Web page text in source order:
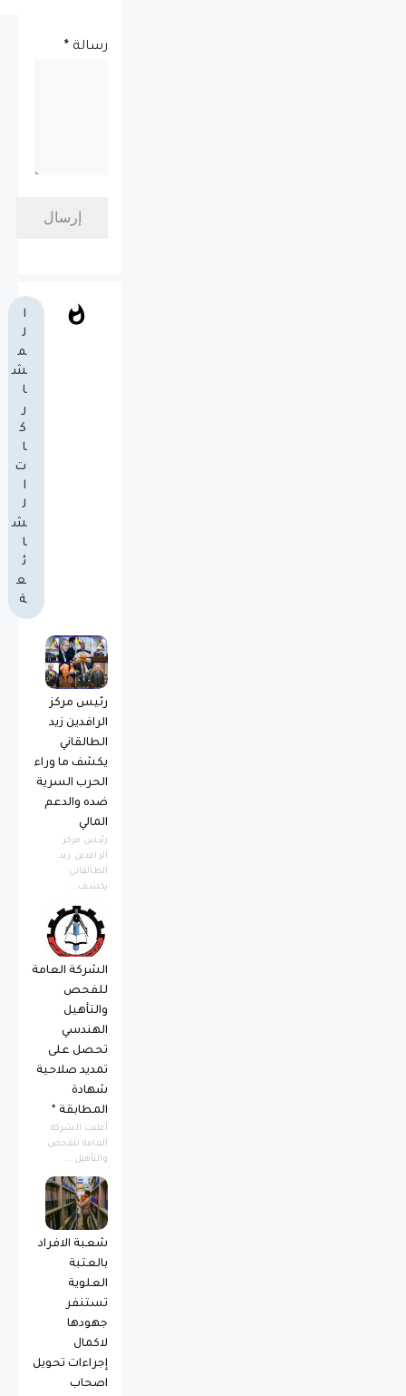
رسالة *
ا
ل
م
ش
ا
ر
ك
ا
ت
ا
ل
ش
ا
ئ
ع
ة
رئيس مركز
الرافدين زيد
الطالقاني
يكشف ما وراء
الحرب السرية
ضده والدعم
المالي
رئيس مركز
الرافدين زيد
الطالقاني
يكشف...
الشركة العامة
للفحص
والتأهيل
الهندسي
تحصل على
تمديد صلاحية
شهادة
المطابقة *
أعلنت الشركة
العامة للفحص
والتأهيل...
شعبة الافراد
بالعتبة
العلوية
تستنفر
جهودها
لاكمال
إجراءات تحويل
اصحاب